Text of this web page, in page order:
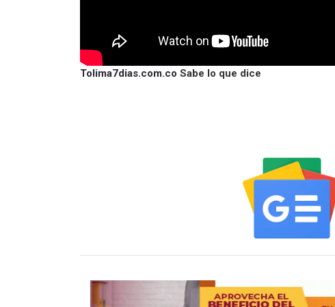
Tolima7dias.com.co Sabe lo que dice